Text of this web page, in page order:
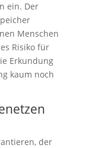
ein. Der
Menschen
Risiko für
Erkundung
kaum noch
der